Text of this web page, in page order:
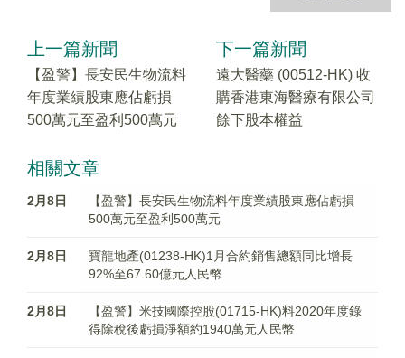
上一篇新聞
【盈警】長安民生物流料
年度業績股東應佔虧損
500萬元至盈利500萬元
下一篇新聞
遠大醫藥 (00512-HK) 收
購香港東海醫療有限公司
餘下股本權益
相關文章
2月8日
【盈警】長安民生物流料年度業績股東應佔虧損
500萬元至盈利500萬元
2月8日
寶龍地產(01238-HK)1月合約銷售總額同比增長
92%至67.60億元人民幣
2月8日
【盈警】米技國際控股(01715-HK)料2020年度錄
得除稅後虧損淨額約1940萬元人民幣